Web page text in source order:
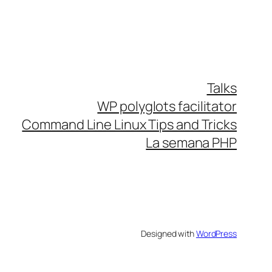
Talks
WP polyglots facilitator
Command Line Linux Tips and Tricks
La semana PHP
Designed withWordPress